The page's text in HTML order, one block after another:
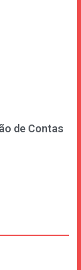
de Contas